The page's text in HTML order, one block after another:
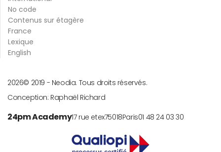
No code
Contenus sur étagère
France
Lexique
English
© 2019 -
2026
Neodia. Tous droits réservés.
Conception: Raphaël Richard
24pm Academy17 rue etex75018Paris01 48 24 03 30